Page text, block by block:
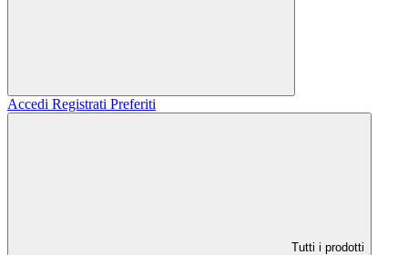
Accedi Registrati Preferiti
Tutti i prodotti